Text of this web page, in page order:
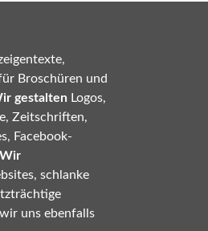
Broschüren und
gestalten Logos,
Zeitschriften,
Facebook-
Wir
schlanke
uns ebenfalls